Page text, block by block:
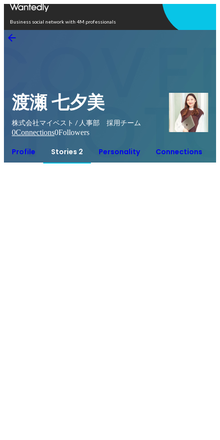
Business social network with 4M professionals
渡瀬 七夕美
株式会社マイベスト / 人事部 採用チーム
0Connections0Followers
Profile Stories 2 Personality Connections